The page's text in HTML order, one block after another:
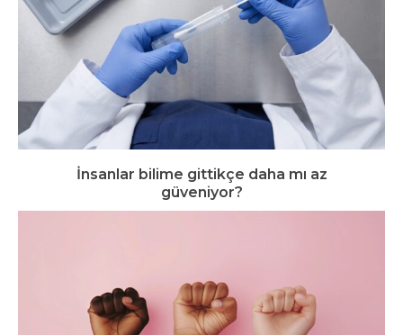
İnsanlar bilime gittikçe daha mı az
güveniyor?